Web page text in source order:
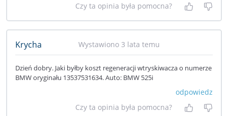
Czy ta opinia była pomocna?
Tak, była
Nie
Krycha Wystawiono 3 lata temu
Dzień dobry. Jaki byłby koszt regeneracji wtryskiwacza o numerze
BMW oryginału 13537531634. Auto: BMW 525i
odpowiedz
Czy ta opinia była pomocna?
Tak, była
Nie